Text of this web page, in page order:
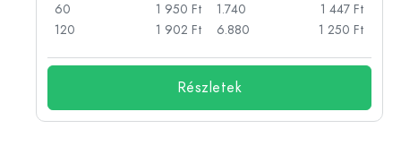
60
1 950 Ft
120
1 902 Ft
1.740
1 447 Ft
6.880
1 250 Ft
Részletek